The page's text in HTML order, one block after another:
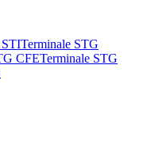
STITerminale STG
CFETerminale STG